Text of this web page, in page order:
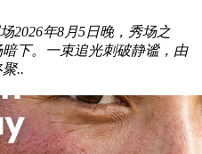
2026年8月5日晚，秀场之
下。一束追光刺破静谧，由
..